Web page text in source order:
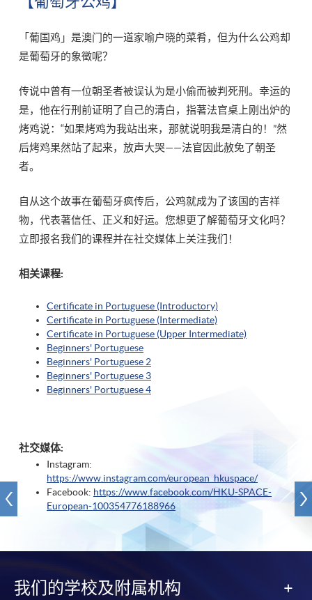
「葡国鸡」是澳门的一道家喻户晓的菜肴，但为什么公鸡却
是葡萄牙的象徵呢？
传说中曾有一位朝圣者被误认为是小偷而被判死刑。幸运的
是，他在行刑前证明了自己的清白，指著法官桌上刚出炉的
烤鸡说：“如果烤鸡为我站出来，那就说明我是清白的！”然
后烤鸡果然站了起来，放声大哭——法官因此赦免了朝圣
者。
自从这个故事在葡萄牙疯传后，公鸡就成为了该国的吉祥
物，代表著信任、正义和好运。您想更了解葡萄牙文化吗？
立即报名我们的课程并在社交媒体上关注我们！
相关课程:
Certificate in Portuguese (Introductory)
Certificate in Portuguese (Intermediate)
Certificate in Portuguese (Upper Intermediate)
Beginners' Portuguese
Beginners' Portuguese 2
Beginners' Portuguese 3
Beginners' Portuguese 4
社交媒体:
Instagram:
https://www.instagram.com/european_hkuspace/
Facebook: https://www.facebook.com/HKU-SPACE-
European-100354776188966
我们的学校及附属机构